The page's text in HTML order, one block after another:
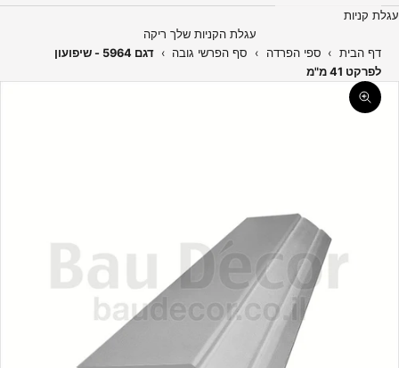
עגלת קניות
עגלת הקניות שלך ריקה
דף הבית › ספי הפרדה › סף הפרשי גובה ›
דגם 5964 - שיפועון
לפרקט 41 מ"מ
תקריב